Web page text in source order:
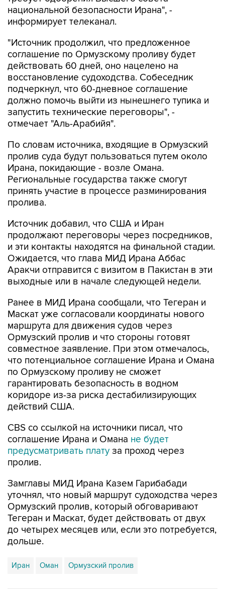
национальной безопасности Ирана", -
информирует телеканал.
"Источник продолжил, что предложенное
соглашение по Ормузскому проливу будет
действовать 60 дней, оно нацелено на
восстановление судоходства. Собеседник
подчеркнул, что 60-дневное соглашение
должно помочь выйти из нынешнего тупика и
запустить технические переговоры", -
отмечает "Аль-Арабийя".
По словам источника, входящие в Ормузский
пролив суда будут пользоваться путем около
Ирана, покидающие - возле Омана.
Региональные государства также смогут
принять участие в процессе разминирования
пролива.
Источник добавил, что США и Иран
продолжают переговоры через посредников,
и эти контакты находятся на финальной стадии.
Ожидается, что глава МИД Ирана Аббас
Аракчи отправится с визитом в Пакистан в эти
выходные или в начале следующей недели.
Ранее в МИД Ирана сообщали, что Тегеран и
Маскат уже согласовали координаты нового
маршрута для движения судов через
Ормузский пролив и что стороны готовят
совместное заявление. При этом отмечалось,
что потенциальное соглашение Ирана и Омана
по Ормузскому проливу не сможет
гарантировать безопасность в водном
коридоре из-за риска дестабилизирующих
действий США.
CBS со ссылкой на источники писал, что
соглашение Ирана и Омана не будет
предусматривать плату за проход через
пролив.
Замглавы МИД Ирана Казем Гарибабади
уточнял, что новый маршрут судоходства через
Ормузский пролив, который обговаривают
Тегеран и Маскат, будет действовать от двух
до четырех месяцев или, если это потребуется,
дольше.
Иран Оман Ормузский пролив